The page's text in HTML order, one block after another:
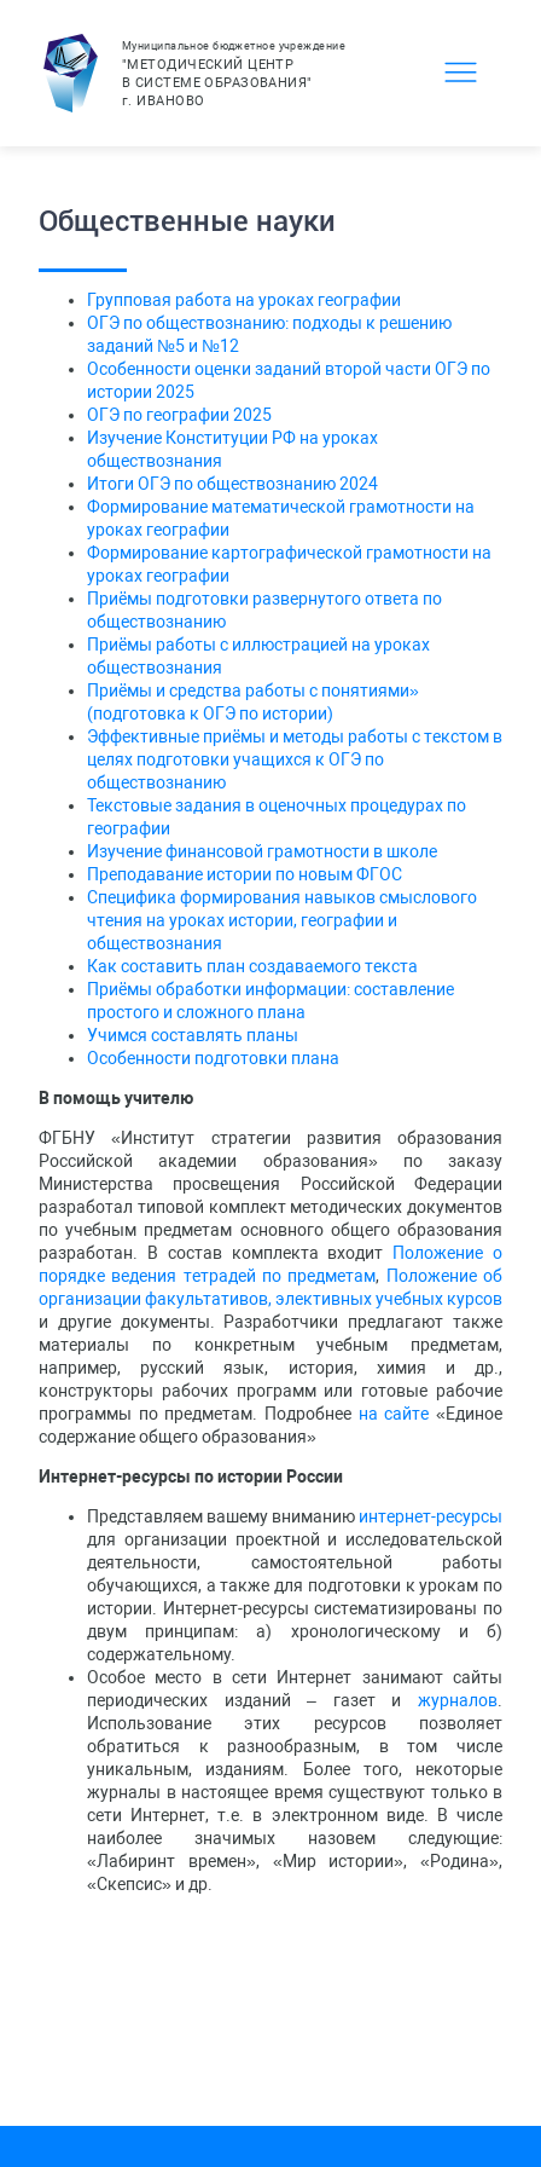
Муниципальное бюджетное учреждение
"МЕТОДИЧЕСКИЙ ЦЕНТР
В СИСТЕМЕ ОБРАЗОВАНИЯ"
г. ИВАНОВО
Общественные науки
Групповая работа на уроках географии
ОГЭ по обществознанию: подходы к решению
заданий №5 и №12
Особенности оценки заданий второй части ОГЭ по
истории 2025
ОГЭ по географии 2025
Изучение Конституции РФ на уроках
обществознания
Итоги ОГЭ по обществознанию 2024
Формирование математической грамотности на
уроках географии
Формирование картографической грамотности на
уроках географии
Приёмы подготовки развернутого ответа по
обществознанию
Приёмы работы с иллюстрацией на уроках
обществознания
Приёмы и средства работы с понятиями»
(подготовка к ОГЭ по истории)
Эффективные приёмы и методы работы с текстом в
целях подготовки учащихся к ОГЭ по
обществознанию
Текстовые задания в оценочных процедурах по
географии
Изучение финансовой грамотности в школе
Преподавание истории по новым ФГОС
Специфика формирования навыков смыслового
чтения на уроках истории, географии и
обществознания
Как составить план создаваемого текста
Приёмы обработки информации: составление
простого и сложного плана
Учимся составлять планы
Особенности подготовки плана
В помощь учителю
ФГБНУ «Институт стратегии развития образования
Российской академии образования» по заказу
Министерства просвещения Российской Федерации
разработал типовой комплект методических документов
по учебным предметам основного общего образования
разработан. В состав комплекта входит
Положение о
порядке ведения тетрадей по предметам, Положение об
организации факультативов, элективных учебных курсов
и другие документы. Разработчики предлагают также
материалы по конкретным учебным предметам,
например, русский язык, история, химия и др.,
конструкторы рабочих программ или готовые рабочие
программы по предметам. Подробнее на сайте «Единое
содержание общего образования»
Интернет-ресурсы по истории России
Представляем вашему вниманию интернет-ресурсы
для организации проектной и исследовательской
деятельности, самостоятельной работы
обучающихся, а также для подготовки к урокам по
истории. Интернет-ресурсы систематизированы по
двум принципам: а) хронологическому и б)
содержательному.
Особое место в сети Интернет занимают сайты
периодических изданий – газет и журналов
Использование этих ресурсов позволяет
обратиться к разнообразным, в том числе
уникальным, изданиям. Более того, некоторые
журналы в настоящее время существуют только в
сети Интернет, т.е. в электронном виде. В числе
наиболее значимых назовем следующие:
«Лабиринт времен», «Мир истории», «Родина»,
«Скепсис» и др.